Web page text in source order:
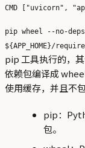
pip wheel --no-
${APP_HOME}/
pip 工具执行的，
依赖包编译成
使用缓存，并且不
pip：
包。